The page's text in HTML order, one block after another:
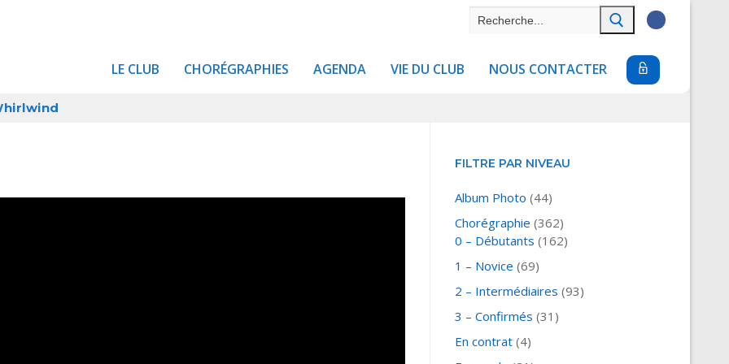
Rechercher
LE CLUB CHORÉGRAPHIES AGENDA VIE DU CLUB NOUS CONTACTER
FILTRE PAR NIVEAU
Album Photo (44)
Chorégraphie (362)
0 – Débutants (162)
1 – Novice (69)
2 – Intermédiaires (93)
3 – Confirmés (31)
En contrat(4)